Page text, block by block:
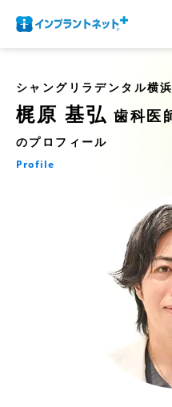
シャングリラデンタル横
梶原 基弘歯科医
のプロフィール
Profile